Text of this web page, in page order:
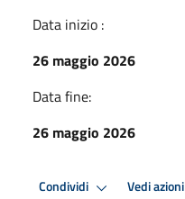
Data inizio :
26 maggio 2026
Data fine:
26 maggio 2026
Condividi Vedi azioni